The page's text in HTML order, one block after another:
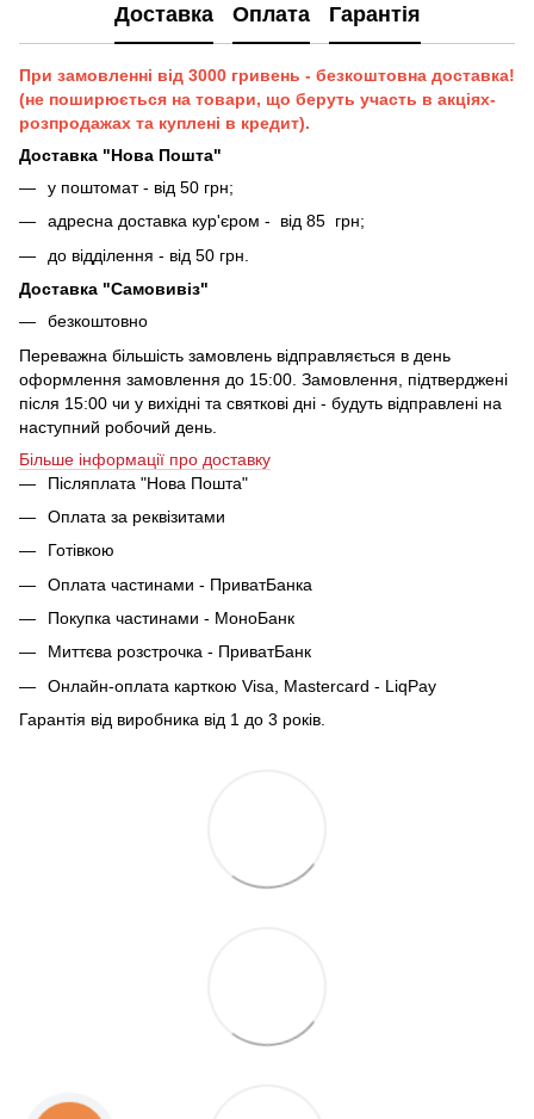
Доставка Оплата Гарантія
При замовленні від 3000 гривень - безкоштовна доставка!
(не поширюється на товари, що беруть участь в акціях-
розпродажах та куплені в кредит).
Доставка "Нова Пошта"
у поштомат - від 50 грн;
адресна доставка кур'єром - від 85 грн;
до відділення - від 50 грн.
Доставка "Самовивіз"
безкоштовно
Переважна більшість замовлень відправляється в день
оформлення замовлення до 15:00. Замовлення, підтверджені
після 15:00 чи у вихідні та святкові дні - будуть відправлені на
наступний робочий день.
Більше інформації про доставку
Післяплата "Нова Пошта"
Оплата за реквізитами
Готівкою
Оплата частинами - ПриватБанка
Покупка частинами - МоноБанк
Миттєва розстрочка - ПриватБанк
Онлайн-оплата карткою Visa, Mastercard - LiqPay
Гарантія від виробника від 1 до 3 років.